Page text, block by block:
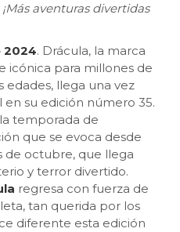
aventuras divertidas
2024. Drácula, la marca
icónica para millones de
edades, llega una vez
su edición número 35.
temporada de
que se evoca desde
de octubre, que llega
y terror divertido.
regresa con fuerza de
tan querida por los
diferente esta edición